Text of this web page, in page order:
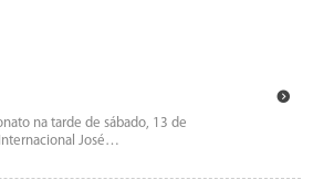
na tarde de sábado, 13 de
José…